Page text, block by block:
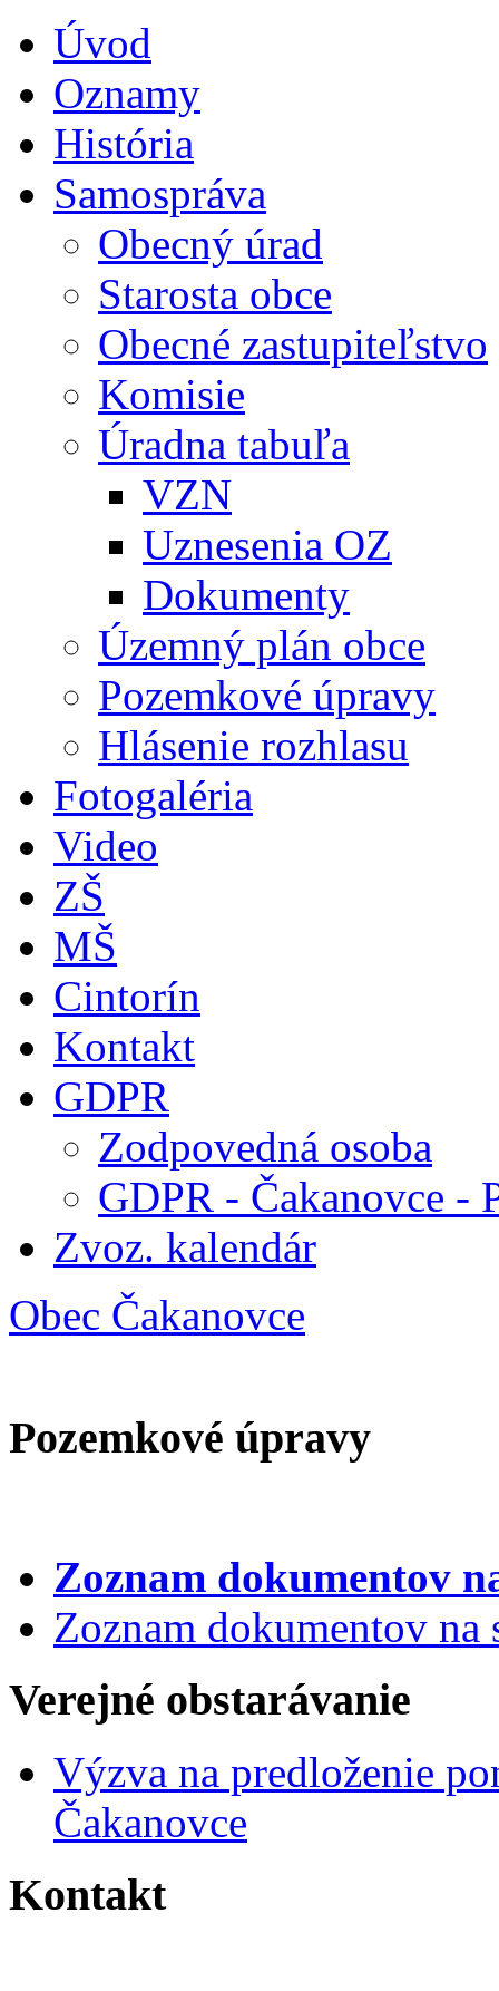
Úvod
Oznamy
História
Samospráva
Obecný úrad
Starosta obce
Obecné zastupiteľstvo
Komisie
Úradna tabuľa
VZN
Uznesenia OZ
Dokumenty
Územný plán obce
Pozemkové úpravy
Hlásenie rozhlasu
Fotogaléria
Video
ZŠ
MŠ
Cintorín
Kontakt
GDPR
Zodpovedná osoba
GDPR - Čakanovce -
Zvoz. kalendár
Obec Čakanovce
Pozemkové úpravy
Zoznam dokumentov
Zoznam dokumentov
Verejné obstarávanie
Výzva na predloženie
Čakanovce
Kontakt